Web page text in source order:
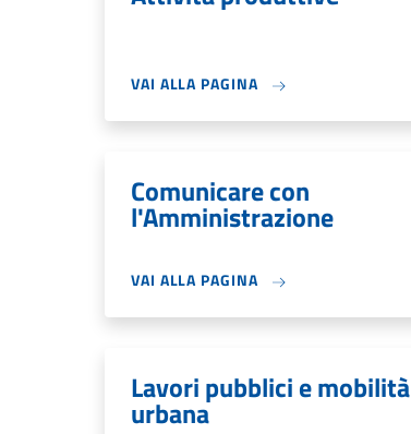
VAI ALLA PAGINA
Comunicare con
l'Amministrazione
VAI ALLA PAGINA
Lavori pubblici e mobilità
urbana